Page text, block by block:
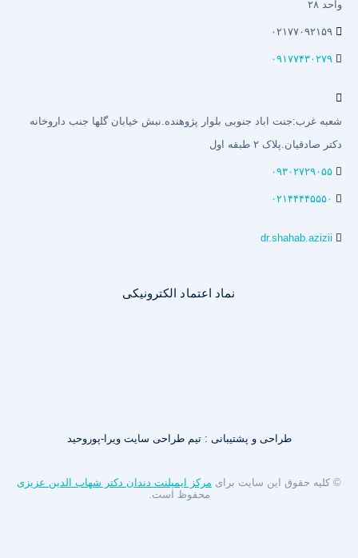
واحد ۲۸
۰۲۱۷۷۰۹۲۱۵۹
۰۹۱۷۷۴۳۰۲۷۹
شعبه غرب:جنت اباد جنوبی بلوار پژوهنده.نبش خیابان گلها جنب داروخانه
دکتر صادقیان.پلاک ۲ طبقه اول
۰۹۳۰۲۷۲۹۰۵۵
۰۲۱۴۴۴۴۵۵۵۰
dr.shahab.azizii
نماد اعتماد الکترونیکی
© کلیه حقوق این سایت برای مرکز ایمپلنت دندان دکتر شهاب الدین عزیزی
محفوظ است.
طراحی و پشتیبانی : تیم طراحی سایت ویرا-پوروحید